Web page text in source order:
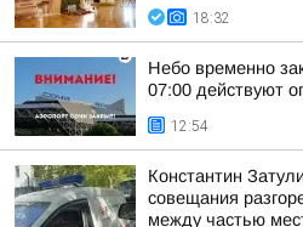
18:32
Небо временно
07:00 действуют
12:54
Константин
совещания
между частью